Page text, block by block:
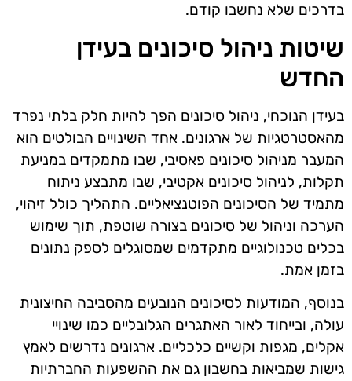
בדרכים שלא נחשבו קודם.
שיטות ניהול סיכונים בעידן
החדש
בעידן הנוכחי, ניהול סיכונים הפך להיות חלק בלתי נפרד
מהאסטרטגיות של ארגונים. אחד השינויים הבולטים הוא
המעבר מניהול סיכונים פאסיבי, שבו מתמקדים במניעת
תקלות, לניהול סיכונים אקטיבי, שבו מתבצע ניתוח
מתמיד של הסיכונים הפוטנציאליים. התהליך כולל זיהוי,
הערכה וניהול של סיכונים בצורה שוטפת, תוך שימוש
בכלים טכנולוגיים מתקדמים שמסוגלים לספק נתונים
בזמן אמת.
בנוסף, המודעות לסיכונים הנובעים מהסביבה החיצונית
עולה, ובייחוד לאור האתגרים הגלובליים כמו שינויי
אקלים, מגפות וקשיים כלכליים. ארגונים נדרשים לאמץ
גישות שמביאות בחשבון גם את ההשפעות החברתיות